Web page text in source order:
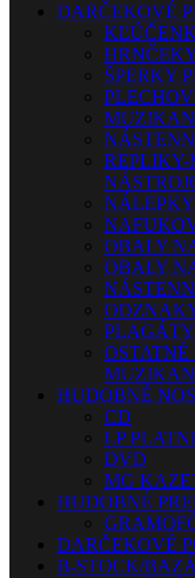
DARČEKOVÉ
ŠPERKY
NÁLEPKY
OBALY
OBALY
HUDOBNÉ
CD
LP
DVD
MG
HUDOBNÉ
DARČEKOVÉ
B-STOCK/